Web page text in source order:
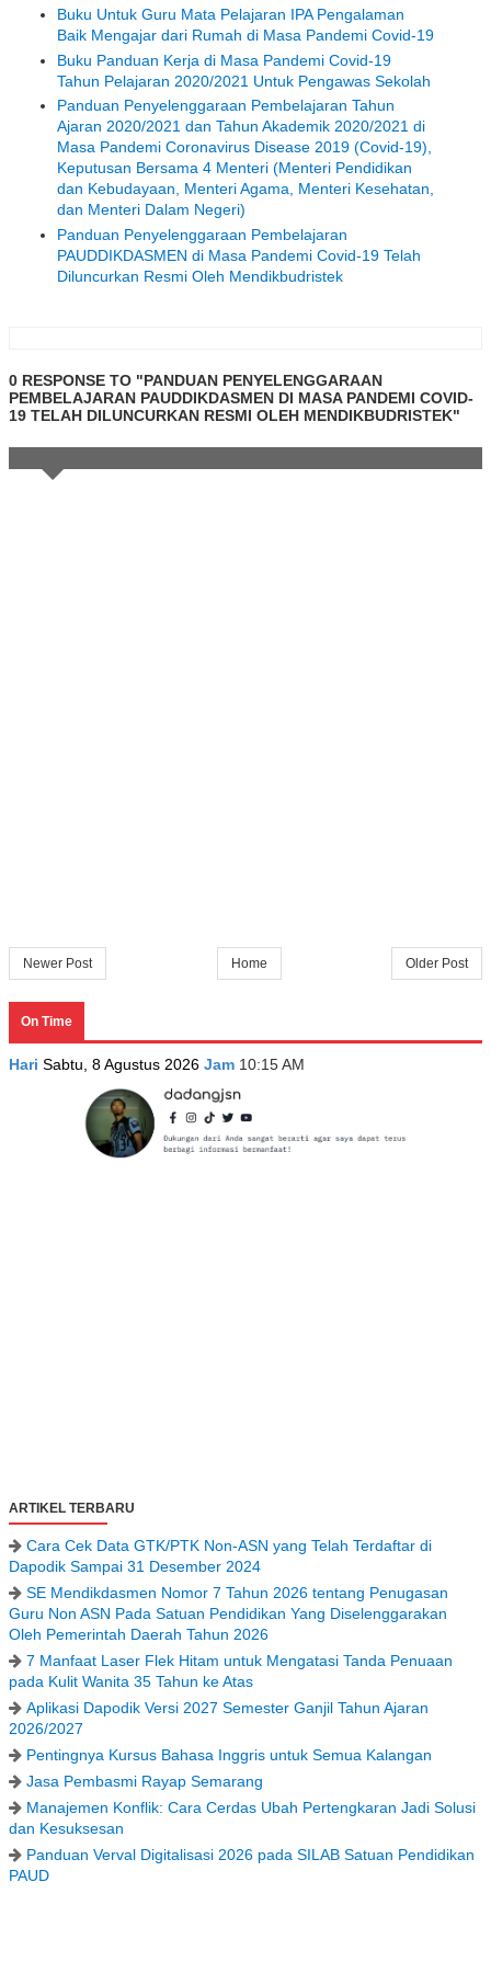
Buku Untuk Guru Mata Pelajaran IPA Pengalaman
Baik Mengajar dari Rumah di Masa Pandemi Covid-19
Buku Panduan Kerja di Masa Pandemi Covid-19
Tahun Pelajaran 2020/2021 Untuk Pengawas Sekolah
Panduan Penyelenggaraan Pembelajaran Tahun
Ajaran 2020/2021 dan Tahun Akademik 2020/2021 di
Masa Pandemi Coronavirus Disease 2019 (Covid-19),
Keputusan Bersama 4 Menteri (Menteri Pendidikan
dan Kebudayaan, Menteri Agama, Menteri Kesehatan,
dan Menteri Dalam Negeri)
Panduan Penyelenggaraan Pembelajaran
PAUDDIKDASMEN di Masa Pandemi Covid-19 Telah
Diluncurkan Resmi Oleh Mendikbudristek
0 RESPONSE TO "PANDUAN PENYELENGGARAAN
PEMBELAJARAN PAUDDIKDASMEN DI MASA PANDEMI COVID-
19 TELAH DILUNCURKAN RESMI OLEH MENDIKBUDRISTEK"
Newer Post Older Post
Home
On Time
Hari Sabtu, 8 Agustus 2026 Jam 10:15 AM
ARTIKEL TERBARU
Cara Cek Data GTK/PTK Non-ASN yang Telah Terdaftar di
Dapodik Sampai 31 Desember 2024
SE Mendikdasmen Nomor 7 Tahun 2026 tentang Penugasan
Guru Non ASN Pada Satuan Pendidikan Yang Diselenggarakan
Oleh Pemerintah Daerah Tahun 2026
7 Manfaat Laser Flek Hitam untuk Mengatasi Tanda Penuaan
pada Kulit Wanita 35 Tahun ke Atas
Aplikasi Dapodik Versi 2027 Semester Ganjil Tahun Ajaran
2026/2027
Pentingnya Kursus Bahasa Inggris untuk Semua Kalangan
Jasa Pembasmi Rayap Semarang
Manajemen Konflik: Cara Cerdas Ubah Pertengkaran Jadi Solusi
dan Kesuksesan
Panduan Verval Digitalisasi 2026 pada SILAB Satuan Pendidikan
PAUD